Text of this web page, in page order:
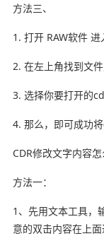
方法三、
1. 打开 RAW软件 进
2. 在左上角找到文
3. 选择你要打开的
4. 那么，即可成功
CDR修改文字内容
方法一：
1、先用文本工具，
意的双击内容在上